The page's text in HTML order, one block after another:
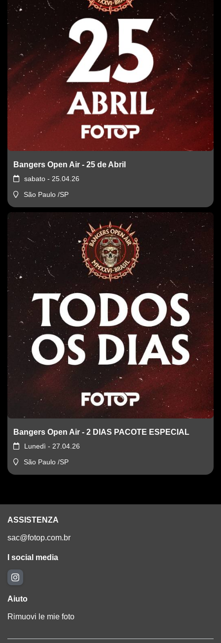
Bangers Open Air - 25 de Abril
sabato - 25.04.26
São Paulo /SP
Bangers Open Air - 2 DIAS PACOTE ESPECIAL
Lunedì - 27.04.26
São Paulo /SP
ASSISTENZA
sac@fotop.com.br
I social media
Aiuto
Rimuovi le mie foto